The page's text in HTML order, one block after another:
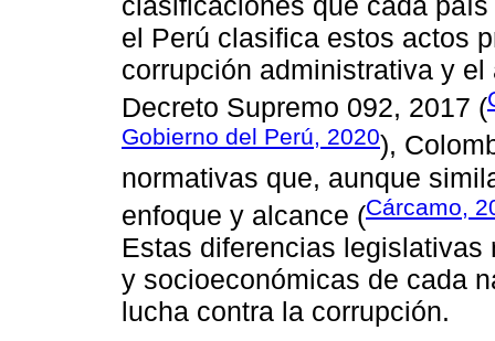
el Perú clasifica estos actos
corrupción administrativa y
Decreto Supremo 092, 2017 (
Gobierno del Perú, 2020),
normativas que, aunque
enfoque y alcance (Cárcamo,
Estas diferencias
y socioeconómicas de cada
lucha contra la corrupción.